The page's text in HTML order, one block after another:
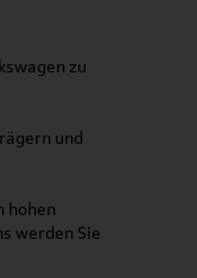
zu
und
hohen
werden Sie